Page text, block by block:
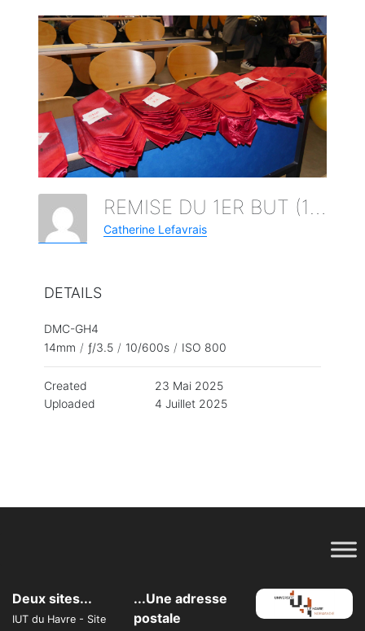
REMISE DU 1ER BUT (13)
Catherine Lefavrais
DETAILS
DMC-GH4
14mm / ƒ/3.5 / 10/600s / ISO 800
Created
23 Mai 2025
Uploaded
4 Juillet 2025
Deux sites...
IUT du Havre - Site
...Une adresse
postale